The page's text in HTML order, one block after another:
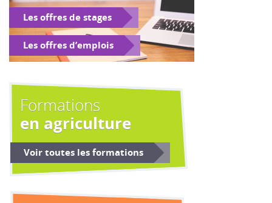
Les offres de stages
Les offres d’emplois
Formations
en agriculture
Voir toutes les formations